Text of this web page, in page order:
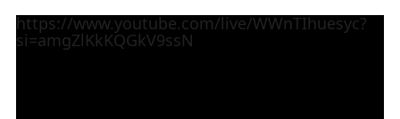
https://www.youtube.com/live/WWnTIhuesyc?
si=amgZlKkKQGkV9ssN